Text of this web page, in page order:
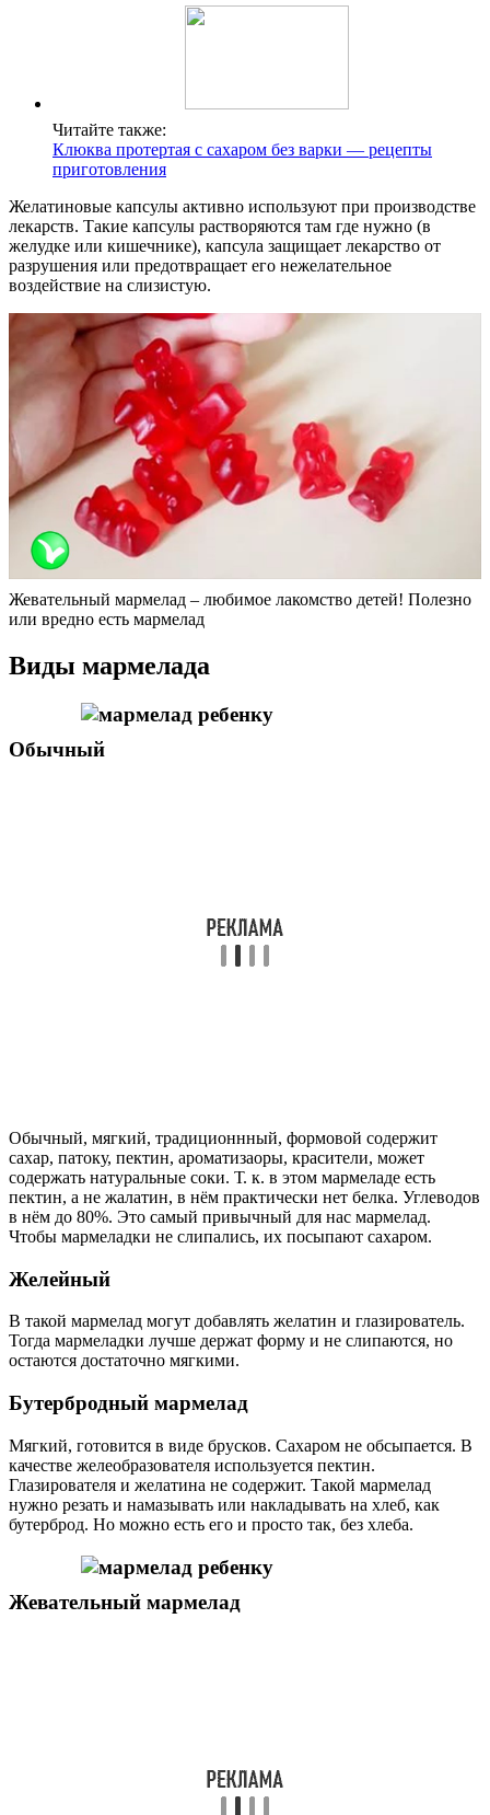
Читайте также:
Клюква протертая с сахаром без варки — рецепты
приготовления
Желатиновые капсулы активно используют при производстве
лекарств. Такие капсулы растворяются там где нужно (в
желудке или кишечнике), капсула защищает лекарство от
разрушения или предотвращает его нежелательное
воздействие на слизистую.
Жевательный мармелад – любимое лакомство детей! Полезно
или вредно есть мармелад
Виды мармелада
Обычный
Обычный, мягкий, традиционнный, формовой содержит
сахар, патоку, пектин, ароматизаоры, красители, может
содержать натуральные соки. Т. к. в этом мармеладе есть
пектин, а не жалатин, в нём практически нет белка. Углеводов
в нём до 80%. Это самый привычный для нас мармелад.
Чтобы мармеладки не слипались, их посыпают сахаром.
Желейный
В такой мармелад могут добавлять желатин и глазирователь.
Тогда мармеладки лучше держат форму и не слипаются, но
остаются достаточно мягкими.
Бутербродный мармелад
Мягкий, готовится в виде брусков. Сахаром не обсыпается. В
качестве желеобразователя используется пектин.
Глазирователя и желатина не содержит. Такой мармелад
нужно резать и намазывать или накладывать на хлеб, как
бутерброд. Но можно есть его и просто так, без хлеба.
Жевательный мармелад